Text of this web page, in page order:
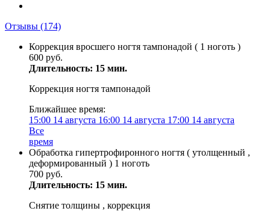
Отзывы (174)
Коррекция вросшего ногтя тампонадой ( 1 ноготь )
600 руб.
Длительность: 15 мин.
Коррекция ногтя тампонадой
Ближайшее время:
15:00 14 августа 16:00 14 августа 17:00 14 августа
Все
время
Обработка гипертрофиронного ногтя ( утолщенный ,
деформированный ) 1 ноготь
700 руб.
Длительность: 15 мин.
Снятие толщины , коррекция